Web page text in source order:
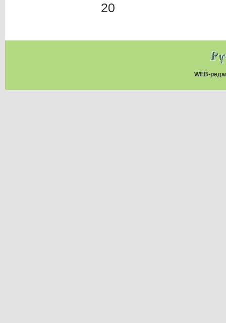
20
WEB-